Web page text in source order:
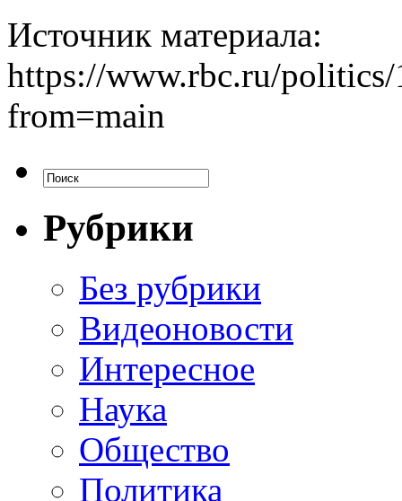
Источник материала:
https://www.rbc.ru/
from=main
Рубрики
Без рубрики
Видеоновости
Интересное
Наука
Общество
Политика